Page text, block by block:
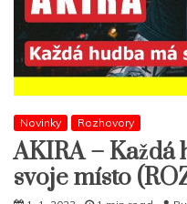
Novinky Rozhovory
AKIRA – Každá
svoje místo